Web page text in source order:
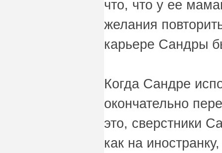
что, что у ее
желания
карьере Сандры
Когда Сандре
окончательно
это, сверстники
как на